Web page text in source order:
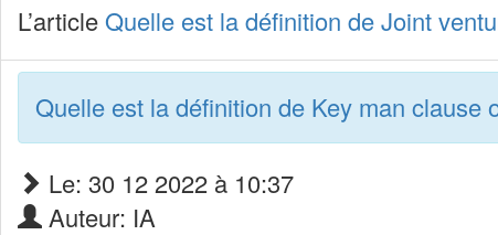
L’articleQuelle est la définition de Joint
Quelle est la définition de Key man clause
Le: 30 12 2022 à 10:37
Auteur: IA